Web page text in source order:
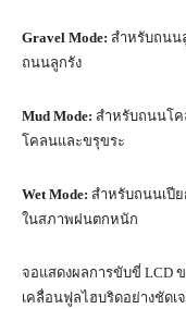
Gravel Mode: สำหรับถนน
ถนนลูกรัง
Mud Mode: สำหรับถนนโ
โคลนและขรุขระ
Wet Mode: สำหรับถนนเปี
ในสภาพฝนตกหนัก
จอแสดงผลการขับขี่ LCD
เคลื่อนฟูลไฮบริดอย่างชัดเ